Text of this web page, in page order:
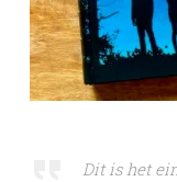
Dit is het